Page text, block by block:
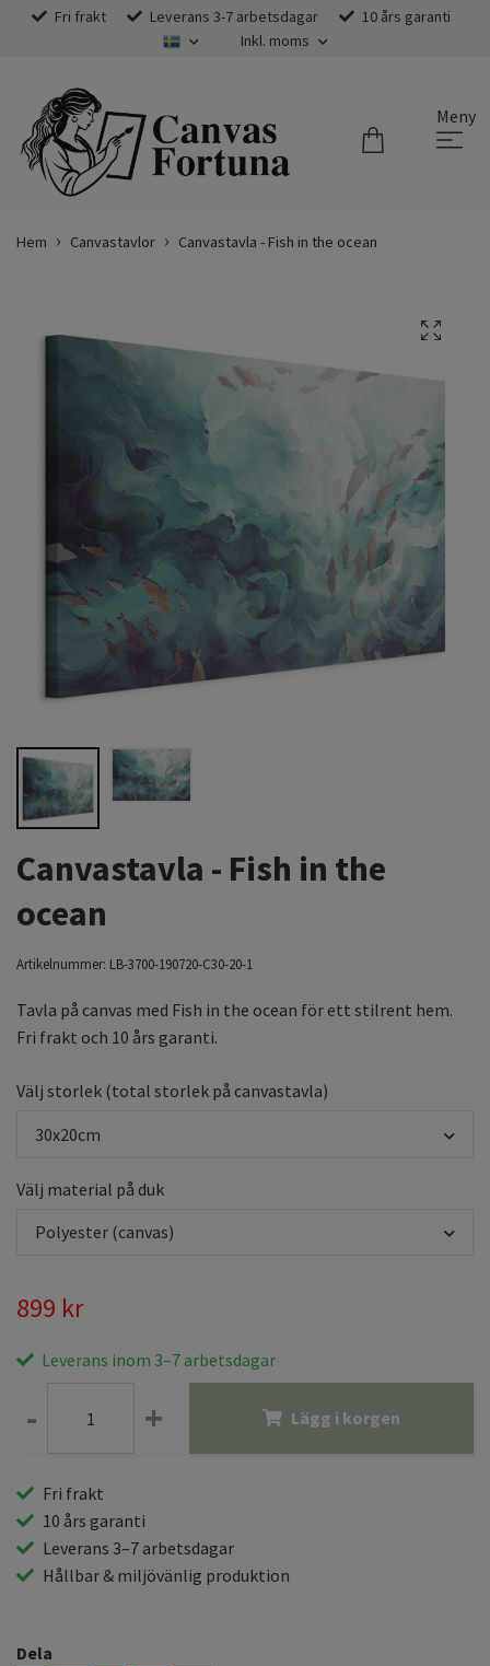
Fri frakt Leverans 3-7 arbetsdagar
10 års garanti
Inkl. moms
Meny
Hem Canvastavlor Canvastavla - Fish in the ocean
Canvastavla - Fish in the
ocean
Artikelnummer: LB-3700-190720-C30-20-1
Tavla på canvas med Fish in the ocean för ett stilrent hem.
Fri frakt och 10 års garanti.
Välj storlek (total storlek på canvastavla)
30x20cm
Välj material på duk
Polyester (canvas)
899 kr
Leverans inom 3–7 arbetsdagar
- + Lägg i korgen
Fri frakt
10 års garanti
Leverans 3–7 arbetsdagar
Hållbar & miljövänlig produktion
Dela